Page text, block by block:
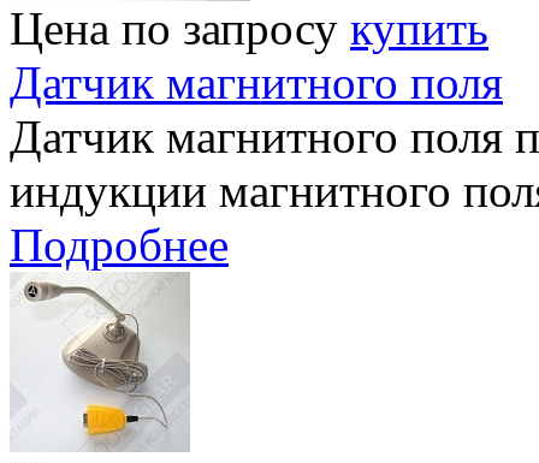
Цена по запросу купить
Датчик магнитного поля
Датчик магнитного поля
индукции магнитного
Подробнее